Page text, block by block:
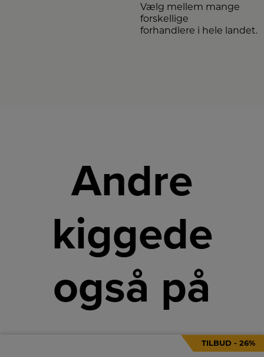
Vælg mellem mange
forskellige
forhandlere i hele landet.
Andre
kiggede
også på
TILBUD - 26%